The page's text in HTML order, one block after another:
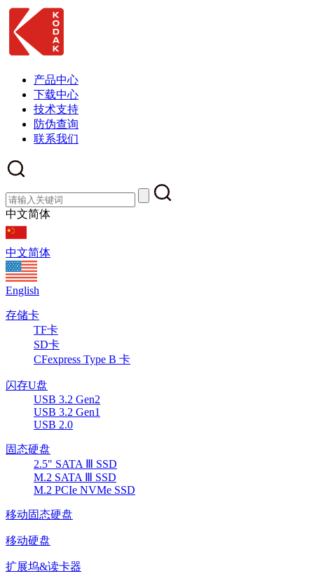
产品中心
下载中心
技术支持
防伪查询
联系我们
中文简体
中文简体
English
存储卡
TF卡
SD卡
CFexpress Type B 卡
闪存U盘
USB 3.2 Gen2
USB 3.2 Gen1
USB 2.0
固态硬盘
2.5" SATA Ⅲ SSD
M.2 SATA Ⅲ SSD
M.2 PCIe NVMe SSD
移动固态硬盘
移动硬盘
扩展坞&读卡器